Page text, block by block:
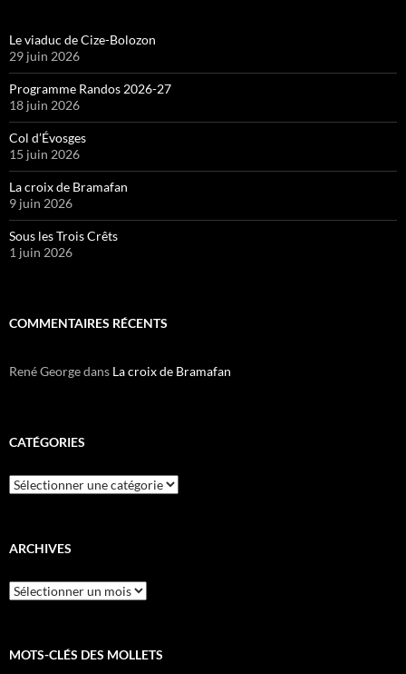
Le viaduc de Cize-Bolozon
29 juin 2026
Programme Randos 2026-27
18 juin 2026
Col d’Évosges
15 juin 2026
La croix de Bramafan
9 juin 2026
Sous les Trois Crêts
1 juin 2026
COMMENTAIRES RÉCENTS
René Georgedans La croix de Bramafan
CATÉGORIES
Catégories
ARCHIVES
Archives
MOTS-CLÉS DES MOLLETS